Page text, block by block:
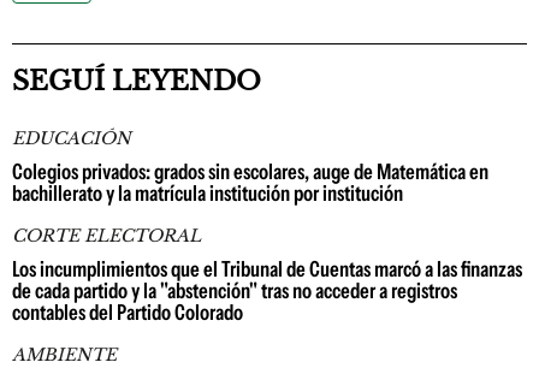
SEGUÍ LEYENDO
EDUCACIÓN
Colegios privados: grados sin escolares, auge de Matemática en
bachillerato y la matrícula institución por institución
CORTE ELECTORAL
Los incumplimientos que el Tribunal de Cuentas marcó a las finanzas
de cada partido y la "abstención" tras no acceder a registros
contables del Partido Colorado
AMBIENTE